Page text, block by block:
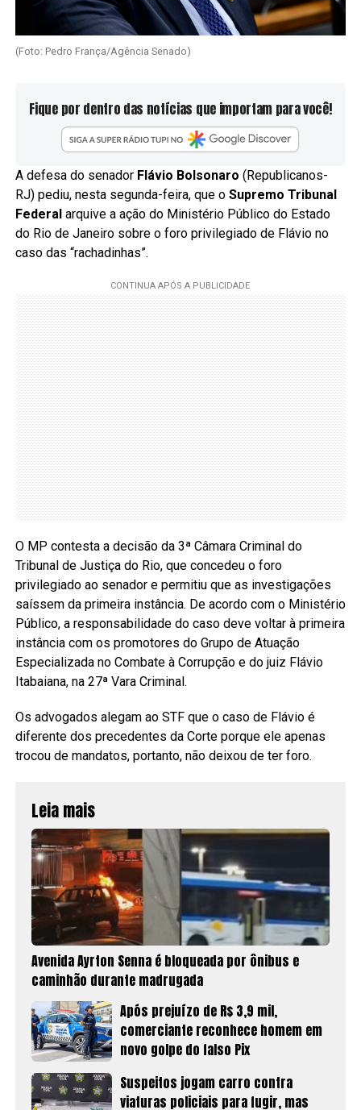
(Foto: Pedro França/Agência Senado)
Fique por dentro das notícias que importam para você!
A defesa do senador Flávio Bolsonaro (Republicanos-
RJ) pediu, nesta segunda-feira, que o Supremo Tribunal
Federal arquive a ação do Ministério Público do Estado
do Rio de Janeiro sobre o foro privilegiado de Flávio no
caso das “rachadinhas”.
O MP contesta a decisão da 3ª Câmara Criminal do
Tribunal de Justiça do Rio, que concedeu o foro
privilegiado ao senador e permitiu que as investigações
saíssem da primeira instância. De acordo com o Ministério
Público, a responsabilidade do caso deve voltar à primeira
instância com os promotores do Grupo de Atuação
Especializada no Combate à Corrupção e do juiz Flávio
Itabaiana, na 27ª Vara Criminal.
Os advogados alegam ao STF que o caso de Flávio é
diferente dos precedentes da Corte porque ele apenas
trocou de mandatos, portanto, não deixou de ter foro.
Leia mais
Avenida Ayrton Senna é bloqueada por ônibus e
caminhão durante madrugada
Após prejuízo de R$ 3,9 mil,
comerciante reconhece homem em
novo golpe do falso Pix
Suspeitos jogam carro contra
viaturas policiais para fugir, mas